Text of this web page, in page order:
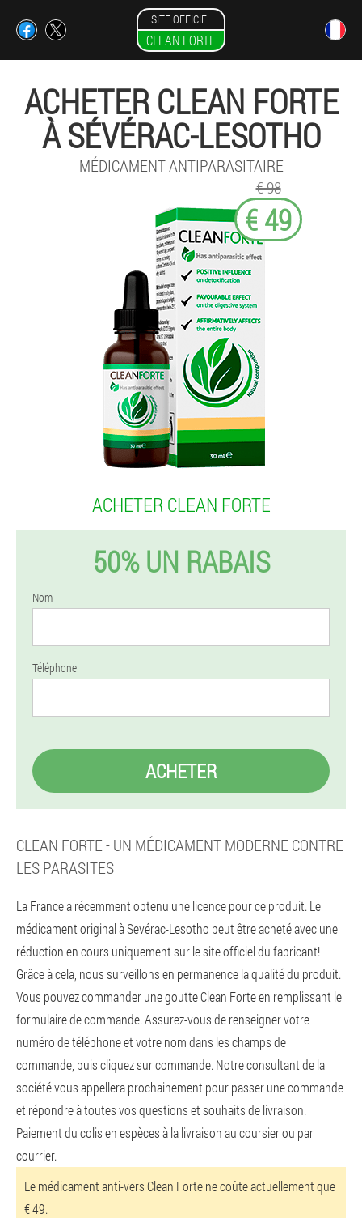
SITE OFFICIEL
CLEAN FORTE
ACHETER CLEAN FORTE
À SÉVÉRAC-LESOTHO
MÉDICAMENT ANTIPARASITAIRE
€ 98
€ 49
ACHETER CLEAN FORTE
50% UN RABAIS
Nom
Téléphone
ACHETER
CLEAN FORTE - UN MÉDICAMENT MODERNE CONTRE
LES PARASITES
La France a récemment obtenu une licence pour ce produit. Le
médicament original à Sevérac-Lesotho peut être acheté avec une
réduction en cours uniquement sur le site officiel du fabricant!
Grâce à cela, nous surveillons en permanence la qualité du produit.
Vous pouvez commander une goutte Clean Forte en remplissant le
formulaire de commande. Assurez-vous de renseigner votre
numéro de téléphone et votre nom dans les champs de
commande, puis cliquez sur commande. Notre consultant de la
société vous appellera prochainement pour passer une commande
et répondre à toutes vos questions et souhaits de livraison.
Paiement du colis en espèces à la livraison au coursier ou par
courrier.
Le médicament anti-vers Clean Forte ne coûte actuellement que
€ 49.